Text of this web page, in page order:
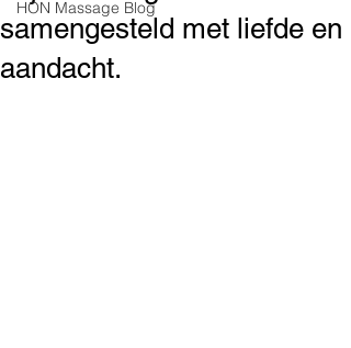
HON Massage Blog
samengesteld met liefde en
aandacht.